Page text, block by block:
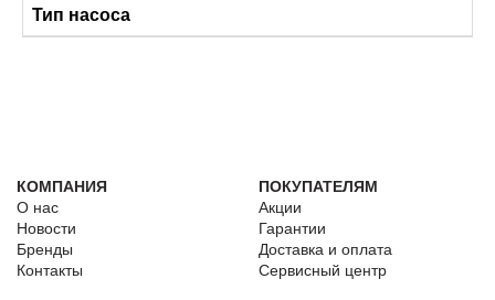
Тип насоса
КОМПАНИЯ
О нас
Новости
Бренды
Контакты
ПОКУПАТЕЛЯМ
Акции
Гарантии
Доставка и оплата
Сервисный центр